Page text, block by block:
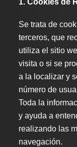
1. Cookies de
Se trata de
terceros, que
utiliza el sitio
visita o si se
a la localizar y
número de
Toda la
y ayuda a
realizando las
navegación.